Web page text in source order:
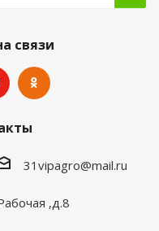
связи
31vipagro@mail.ru
,д.8